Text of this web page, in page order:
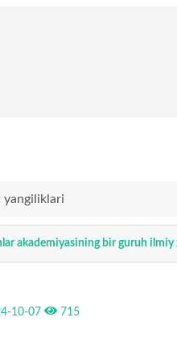
yangiliklari
akademiyasining bir guruh
10-07 715